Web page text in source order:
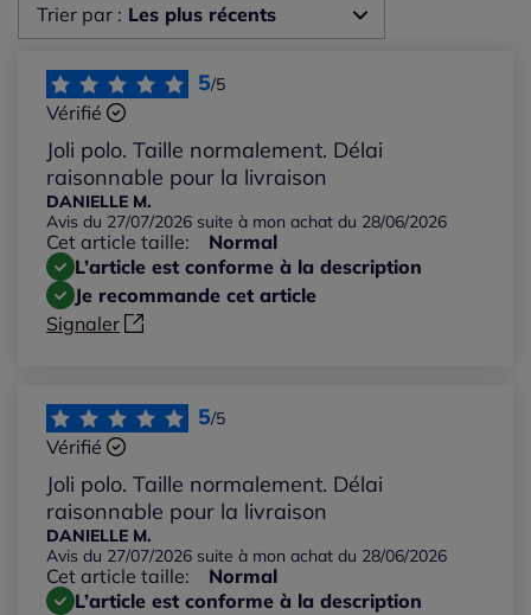
Trier par : Les plus récents
Les plus récents
Les plus anciens
Notes les plus élevées
Notes les plus basses
5/5
Vérifié
Joli polo. Taille normalement. Délai
raisonnable pour la livraison
DANIELLE M.
Avis du 27/07/2026 suite à mon achat du 28/06/2026
Cet article taille:
Normal
L’article est conforme à la description
Je recommande cet article
Signaler
5/5
Vérifié
Joli polo. Taille normalement. Délai
raisonnable pour la livraison
DANIELLE M.
Avis du 27/07/2026 suite à mon achat du 28/06/2026
Cet article taille:
Normal
L’article est conforme à la description